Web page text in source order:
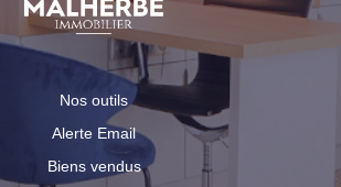
Nos outils
Alerte Email
Biens vendus